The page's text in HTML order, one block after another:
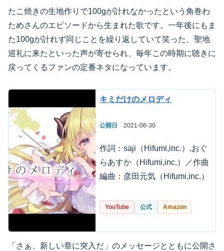
たこ焼きの生地作りで100gが計れなかったという角巻わ
ためさんのエピソードから生まれた歌です。一年後にもま
た100gが計れず同じことを繰り返していて笑った、聖地
巡礼に来たといった声が寄せられ、毎年この時期に聴きに
戻ってくるファンの定番ネタになっています。
キミだけのメロディ
公開日 2021-06-30
作詞：saji（Hifumi,inc.）,おぐ
らあすか（Hifumi,inc.）／作曲
編曲：彦田元気（Hifumi,inc.）
YouTube 公式 Amazon
「さぁ、新しい章に突入だ」のメッセージとともに公開さ